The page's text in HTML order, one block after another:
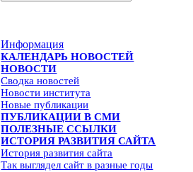
Информация
КАЛЕНДАРЬ НОВОСТЕЙ
НОВОСТИ
Сводка новостей
Новости института
Новые публикации
ПУБЛИКАЦИИ В СМИ
ПОЛЕЗНЫЕ ССЫЛКИ
ИСТОРИЯ РАЗВИТИЯ САЙТА
История развития сайта
Так выглядел сайт в разные годы